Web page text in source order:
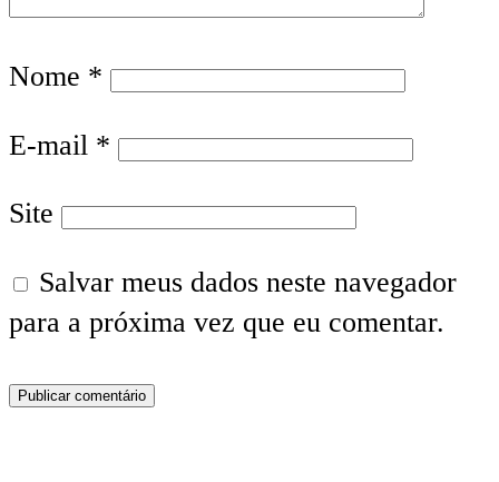
Nome *
E-mail *
Site
Salvar meus dados neste navegador
para a próxima vez que eu comentar.